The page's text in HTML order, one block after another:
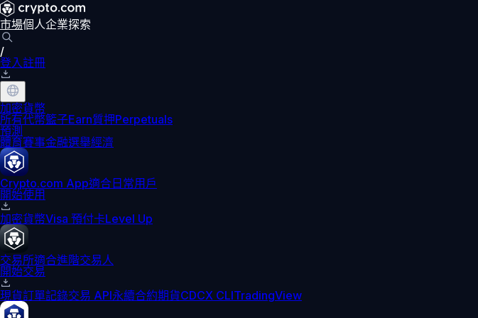
市場個人企業探索
/
登入註冊
加密貨幣
所有代幣籃子Earn質押Perpetuals
預測
體育賽事金融選舉經濟
Crypto.com App適合日常用戶
開始使用
加密貨幣Visa 預付卡Level Up
交易所適合進階交易人
開始交易
現貨訂單記錄交易 API永續合約期貨CDCX CLITradingView